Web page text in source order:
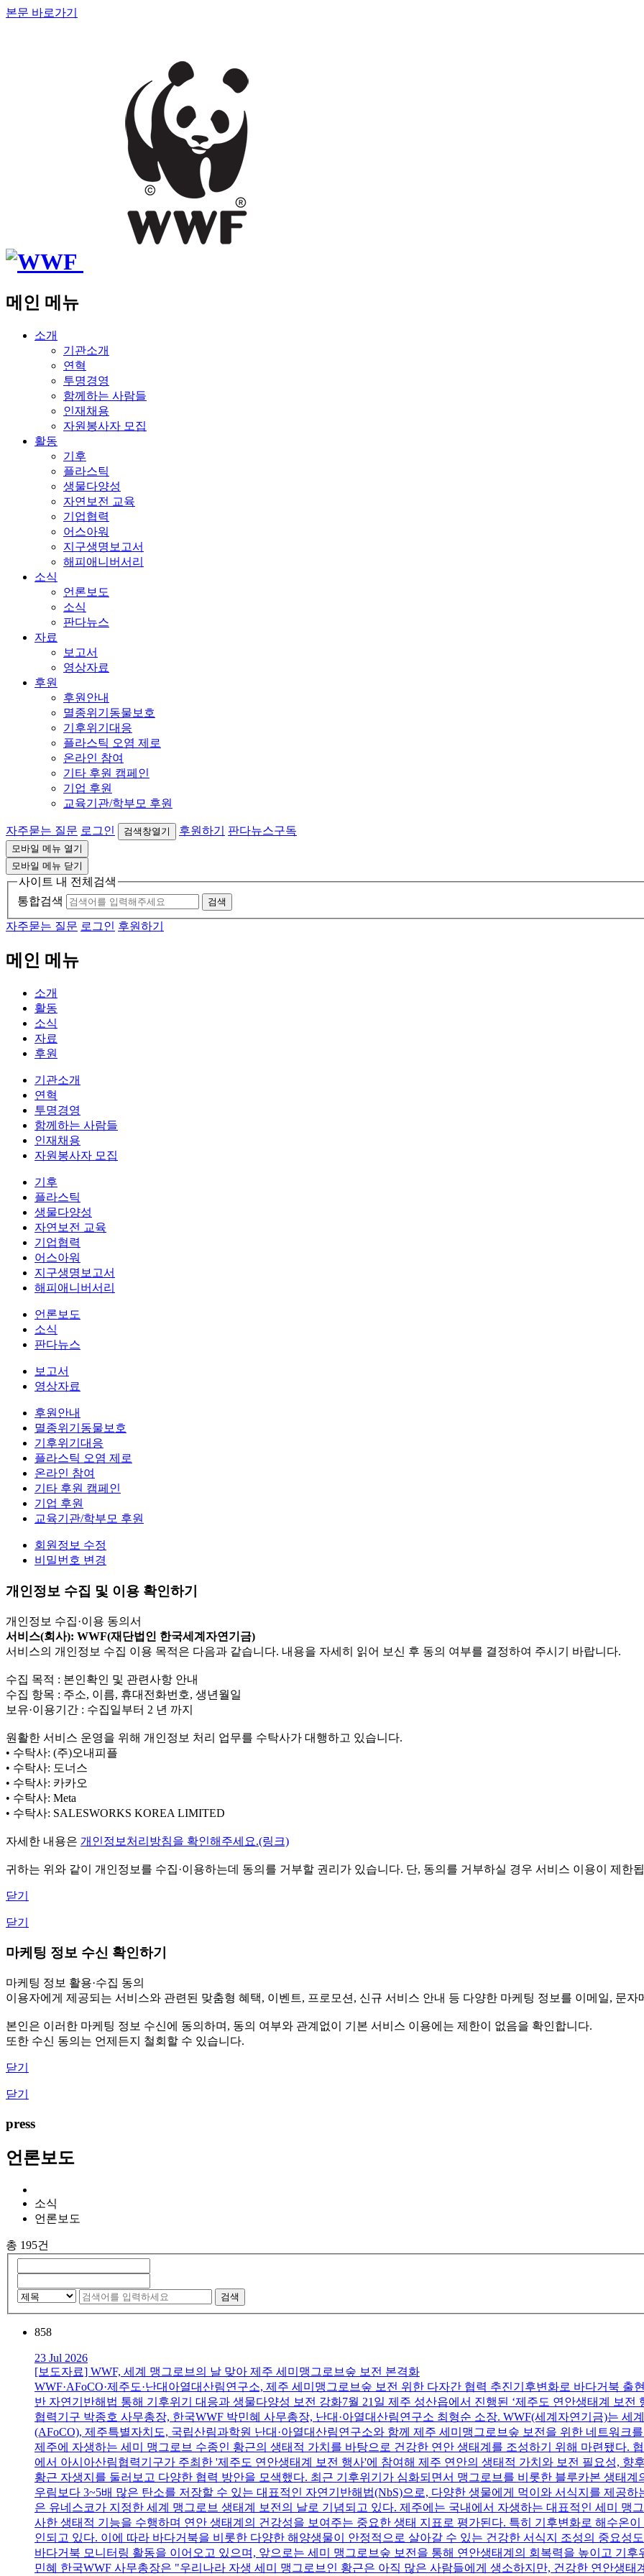
본문 바로가기
메인 메뉴
소개
기관소개
연혁
투명경영
함께하는 사람들
인재채용
자원봉사자 모집
활동
기후
플라스틱
생물다양성
자연보전 교육
기업협력
어스아워
지구생명보고서
해피애니버서리
소식
언론보도
소식
판다뉴스
자료
보고서
영상자료
후원
후원안내
멸종위기동물보호
기후위기대응
플라스틱 오염 제로
온라인 참여
기타 후원 캠페인
기업 후원
교육기관/학부모 후원
자주묻는 질문 로그인 검색창열기 후원하기 판다뉴스구독
모바일 메뉴 열기
모바일 메뉴 닫기
사이트 내 전체검색
통합검색
검색
자주묻는 질문 로그인 후원하기
메인 메뉴
소개
활동
소식
자료
후원
기관소개
연혁
투명경영
함께하는 사람들
인재채용
자원봉사자 모집
기후
플라스틱
생물다양성
자연보전 교육
기업협력
어스아워
지구생명보고서
해피애니버서리
언론보도
소식
판다뉴스
보고서
영상자료
후원안내
멸종위기동물보호
기후위기대응
플라스틱 오염 제로
온라인 참여
기타 후원 캠페인
기업 후원
교육기관/학부모 후원
회원정보 수정
비밀번호 변경
개인정보 수집 및 이용 확인하기
개인정보 수집·이용 동의서
서비스(회사): WWF(재단법인 한국세계자연기금)
서비스의 개인정보 수집 이용 목적은 다음과 같습니다. 내용을 자세히 읽어 보신 후 동의 여부를 결정하여 주시기 바랍니다.
수집 목적 : 본인확인 및 관련사항 안내
수집 항목 : 주소, 이름, 휴대전화번호, 생년월일
보유·이용기간 : 수집일부터 2 년 까지
원활한 서비스 운영을 위해 개인정보 처리 업무를 수탁사가 대행하고 있습니다.
• 수탁사: (주)오내피플
• 수탁사: 도너스
• 수탁사: 카카오
• 수탁사: Meta
• 수탁사: SALESWORKS KOREA LIMITED
자세한 내용은 개인정보처리방침을 확인해주세요.(링크)
귀하는 위와 같이 개인정보를 수집·이용하는데 동의를 거부할 권리가 있습니다. 단, 동의를 거부하실 경우 서비스 이용이 제한
닫기
닫기
마케팅 정보 수신 확인하기
마케팅 정보 활용·수집 동의
이용자에게 제공되는 서비스와 관련된 맞춤형 혜택, 이벤트, 프로모션, 신규 서비스 안내 등 다양한 마케팅 정보를 이메일, 문
본인은 이러한 마케팅 정보 수신에 동의하며, 동의 여부와 관계없이 기본 서비스 이용에는 제한이 없음을 확인합니다.
또한 수신 동의는 언제든지 철회할 수 있습니다.
닫기
닫기
press
언론보도
소식
언론보도
총 195건
검색
858
23 Jul 2026
[보도자료] WWF, 세계 맹그로브의 날 맞아 제주 세미맹그로브숲 보전 본격화
WWF·AFoCO·제주도·난대아열대산림연구소, 제주 세미맹그로브숲 보전 위한 다자간 협력 추진기후변화로 바다거북
반 자연기반해법 통해 기후위기 대응과 생물다양성 보전 강화7월 21일 제주 성산읍에서 진행된 ‘제주도 연안생태계 보
협력기구 박종호 사무총장, 한국WWF 박민혜 사무총장, 난대·아열대산림연구소 최형순 소장. WWF(세계자연기금)는 세
(AFoCO), 제주특별자치도, 국립산림과학원 난대·아열대산림연구소와 함께 제주 세미맹그로브숲 보전을 위한 네트워크
제주에 자생하는 세미 맹그로브 수종인 황근의 생태적 가치를 바탕으로 건강한 연안 생태계를 조성하기 위해 마련됐다.
에서 아시아산림협력기구가 주최한 '제주도 연안생태계 보전 행사'에 참여해 제주 연안의 생태적 가치와 보전 필요성, 향
황근 자생지를 둘러보고 다양한 협력 방안을 모색했다. 최근 기후위기가 심화되면서 맹그로브를 비롯한 블루카본 생태
우림보다 3~5배 많은 탄소를 저장할 수 있는 대표적인 자연기반해법(NbS)으로, 다양한 생물에게 먹이와 서식지를 제공
은 유네스코가 지정한 세계 맹그로브 생태계 보전의 날로 기념되고 있다. 제주에는 국내에서 자생하는 대표적인 세미 맹
사한 생태적 기능을 수행하며 연안 생태계의 건강성을 보여주는 중요한 생태 지표로 평가된다. 특히 기후변화로 해수온
인되고 있다. 이에 따라 바다거북을 비롯한 다양한 해양생물이 안정적으로 살아갈 수 있는 건강한 서식지 조성의 중요성
바다거북 모니터링 활동을 이어오고 있으며, 앞으로는 세미 맹그로브숲 보전을 통해 연안생태계의 회복력을 높이고 기
민혜 한국WWF 사무총장은 "우리나라 자생 세미 맹그로브인 황근은 아직 많은 사람들에게 생소하지만, 건강한 연안생